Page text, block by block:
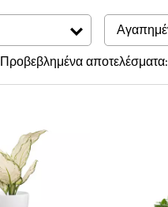
Προβεβλημένα αποτελέσματα: